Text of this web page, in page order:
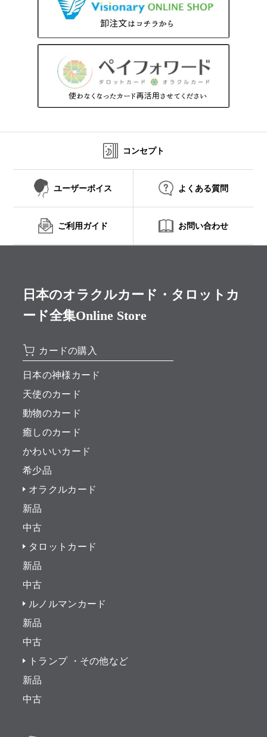
コンセプト
ユーザーボイス よくある質問
ご利用ガイド お問い合わせ
日本のオラクルカード・タロットカ
ード全集Online Store
カードの購入
日本の神様カード
天使のカード
動物のカード
癒しのカード
かわいいカード
希少品
オラクルカード
新品
中古
タロットカード
新品
中古
ルノルマンカード
新品
中古
トランプ ・その他など
新品
中古